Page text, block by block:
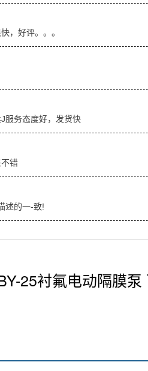
，好评。。。
服务态度好，发货快
错
述的一-致!
25衬氟电动隔膜泵